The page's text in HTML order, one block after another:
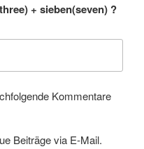
+ sieben(seven) ?
Kommentare
Beiträge via E-Mail.